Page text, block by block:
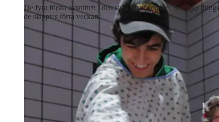
De fyra första avsnitten i den sista säsongen av ”Stranger
de släpptes förra veckan.